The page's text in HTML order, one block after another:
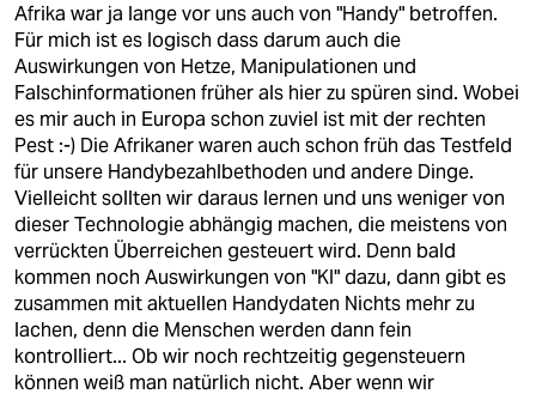
Afrika war ja lange vor uns auch von "Handy" betroffen.
Für mich ist es logisch dass darum auch die
Auswirkungen von Hetze, Manipulationen und
Falschinformationen früher als hier zu spüren sind. Wobei
es mir auch in Europa schon zuviel ist mit der rechten
Pest :-) Die Afrikaner waren auch schon früh das Testfeld
für unsere Handybezahlbethoden und andere Dinge.
Vielleicht sollten wir daraus lernen und uns weniger von
dieser Technologie abhängig machen, die meistens von
verrückten Überreichen gesteuert wird. Denn bald
kommen noch Auswirkungen von "KI" dazu, dann gibt es
zusammen mit aktuellen Handydaten Nichts mehr zu
lachen, denn die Menschen werden dann fein
kontrolliert... Ob wir noch rechtzeitig gegensteuern
können weiß man natürlich nicht. Aber wenn wir